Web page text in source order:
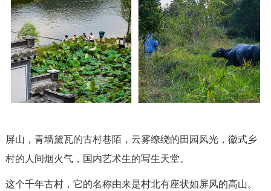
屏山，青墙黛瓦的古村巷陌，云雾缭绕的田园风光，徽式乡
村的人间烟火气，国内艺术生的写生天堂。
这个千年古村，它的名称由来是村北有座状如屏风的高山。